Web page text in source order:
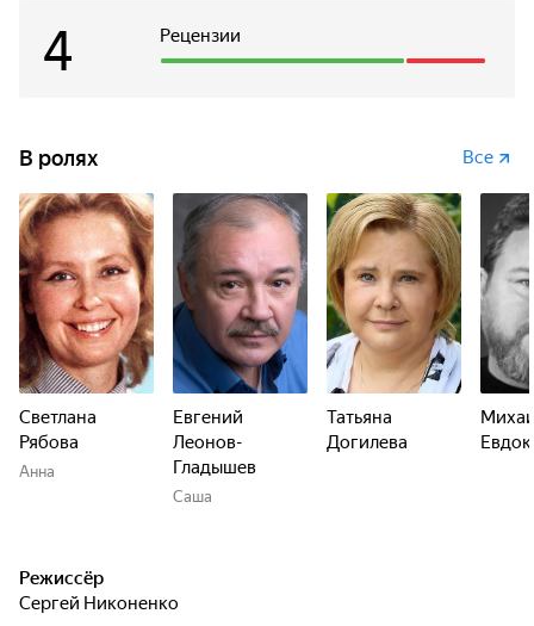
Рецензии
4
В ролях Все
Светлана
Рябова
Анна
Евгений
Леонов-
Гладышев
Саша
Татьяна
Догилева
Режиссёр
Сергей Никоненко